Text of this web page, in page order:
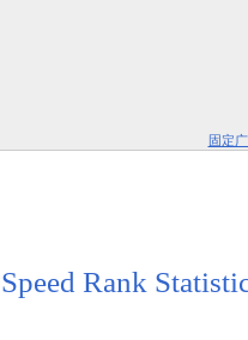
固定
Speed Rank